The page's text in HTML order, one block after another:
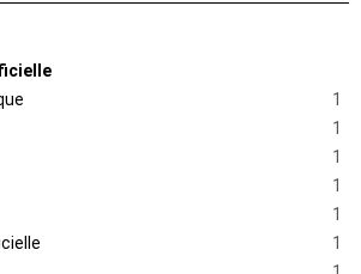
1
1
1
1
1
1